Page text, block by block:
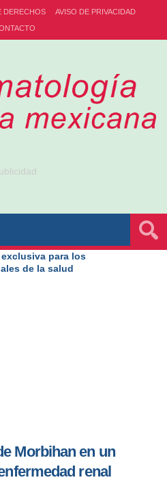
DERECHOS
AVISO DE PRIVACIDAD
para los
de la salud
Morbihan en un
renal